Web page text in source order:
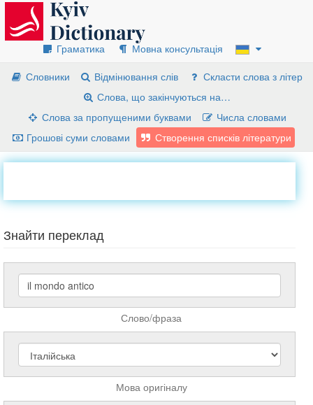
Граматика
Мовна консультація
Словники
Відмінювання слів
Скласти слова з літер
Слова, що закінчуються на…
Слова за пропущеними буквами
Числа словами
Грошові суми словами
Створення списків літератури
Знайти переклад
Слово/фраза
Мова оригіналу